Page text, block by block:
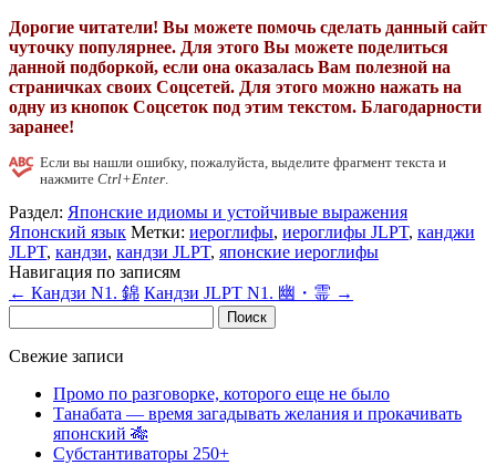
Дорогие читатели! Вы можете помочь сделать данный сайт
чуточку популярнее. Для этого Вы можете поделиться
данной подборкой, если она оказалась Вам полезной на
страничках своих Соцсетей. Для этого можно нажать на
одну из кнопок Соцсеток под этим текстом. Благодарности
заранее!
Если вы нашли ошибку, пожалуйста, выделите фрагмент текста и
нажмите Ctrl+Enter.
Раздел: Японские идиомы и устойчивые выражения
Японский язык Метки: иероглифы, иероглифы JLPT, канджи
JLPT, кандзи, кандзи JLPT, японские иероглифы
Навигация по записям
← Кандзи N1. 錦 Кандзи JLPT N1. 幽・霊 →
Свежие записи
Промо по разговорке, которого еще не было
Танабата — время загадывать желания и прокачивать
японский 🎋
Субстантиваторы 250+